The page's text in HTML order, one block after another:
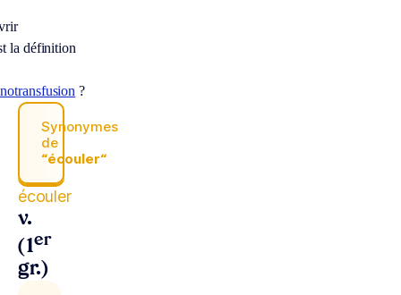
la définition
?
Synonymes
de
“écouler“
écouler
v.
(1er
gr.)